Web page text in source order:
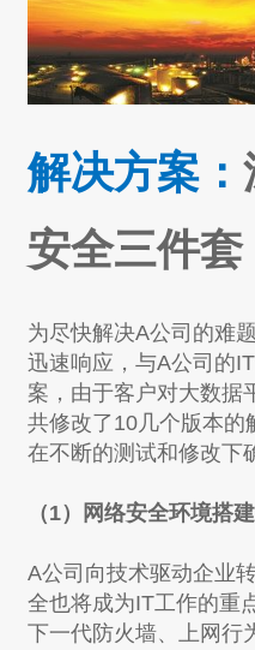
解决方案：
安全三件套
为尽快解决A公司的难
迅速响应，与A公司的
案，由于客户对大数据
共修改了10几个版本的
在不断的测试和修改下
（1）网络安全环境搭
A公司向技术驱动企业
全也将成为IT工作的重
下一代防火墙、上网行